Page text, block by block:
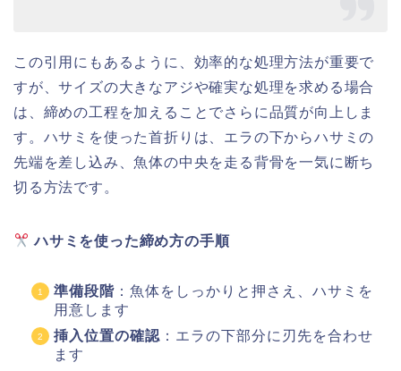
この引用にもあるように、効率的な処理方法が重要で
すが、サイズの大きなアジや確実な処理を求める場合
は、締めの工程を加えることでさらに品質が向上しま
す。ハサミを使った首折りは、エラの下からハサミの
先端を差し込み、魚体の中央を走る背骨を一気に断ち
切る方法です。
ハサミを使った締め方の手順
準備段階 ：魚体をしっかりと押さえ、ハサミを
用意します
挿入位置の確認 ：エラの下部分に刃先を合わせ
ます